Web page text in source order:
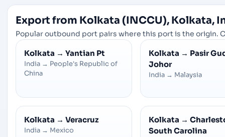
Export from Kolkata (INCCU), Kolkata,
Popular outbound port pairs where this port is the origin.
Kolkata → Yantian Pt
India → People's Republic of
China
Kolkata → Pasir
Johor
India → Malaysia
Kolkata → Veracruz
India → Mexico
Kolkata →
South Carolina